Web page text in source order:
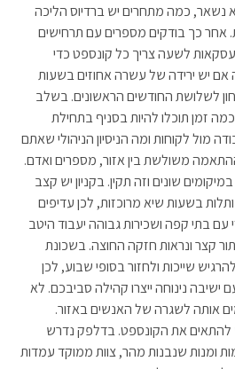
נשאר, כמה מתחרים יש ברדיוס הליכה
אחר כך בודקים מספרים עם תרחישים
לשעה צריך כל קונספט כדי
אם יש ירידה של עשרה אחוזים בשעות
לשלושת החודשים הראשונים. בשלב
זמן תוכלו להיות בסניף בתחילת
מול לקוחות ומה הניסיון הניהולי שאתם
משולשת בין אזור, מספרים ואדם.
שונים וזה תקין. בקניון יש קצב
בשעות שיא מרוכזות, לכן עדיפים
עם בתי קפה ושכירות גבוהה יעבוד היטב
קצר ונראות חזקה החוצה. בשכונת
שייכות ולחזור בסופי שבוע, לכן
ישיבה נינוחה ייצרו קהילה סביבכם. לא
אותה לשגרה של האנשים באזור.
להתאים את הקונספט. בדלפק נדרש
ומנות שנבנות מהר, צוות ממוקד עמדות